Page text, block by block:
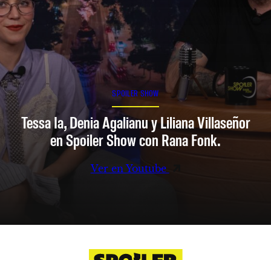
SPOILER SHOW
Tessa Ia, Denia Agalianu y Liliana Villaseñor
en Spoiler Show con Rana Fonk.
Ver en Youtube